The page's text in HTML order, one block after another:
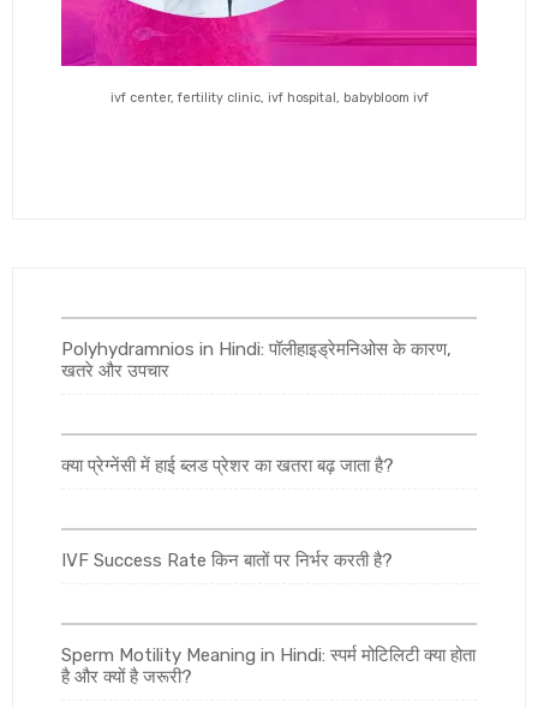
ivf center, fertility clinic, ivf hospital, babybloom ivf
Polyhydramnios in Hindi: पॉलीहाइड्रेमनिओस के कारण,
खतरे और उपचार
क्या प्रेग्नेंसी में हाई ब्लड प्रेशर का खतरा बढ़ जाता है?
IVF Success Rate किन बातों पर निर्भर करती है?
Sperm Motility Meaning in Hindi: स्पर्म मोटिलिटी क्या होता
है और क्यों है जरूरी?